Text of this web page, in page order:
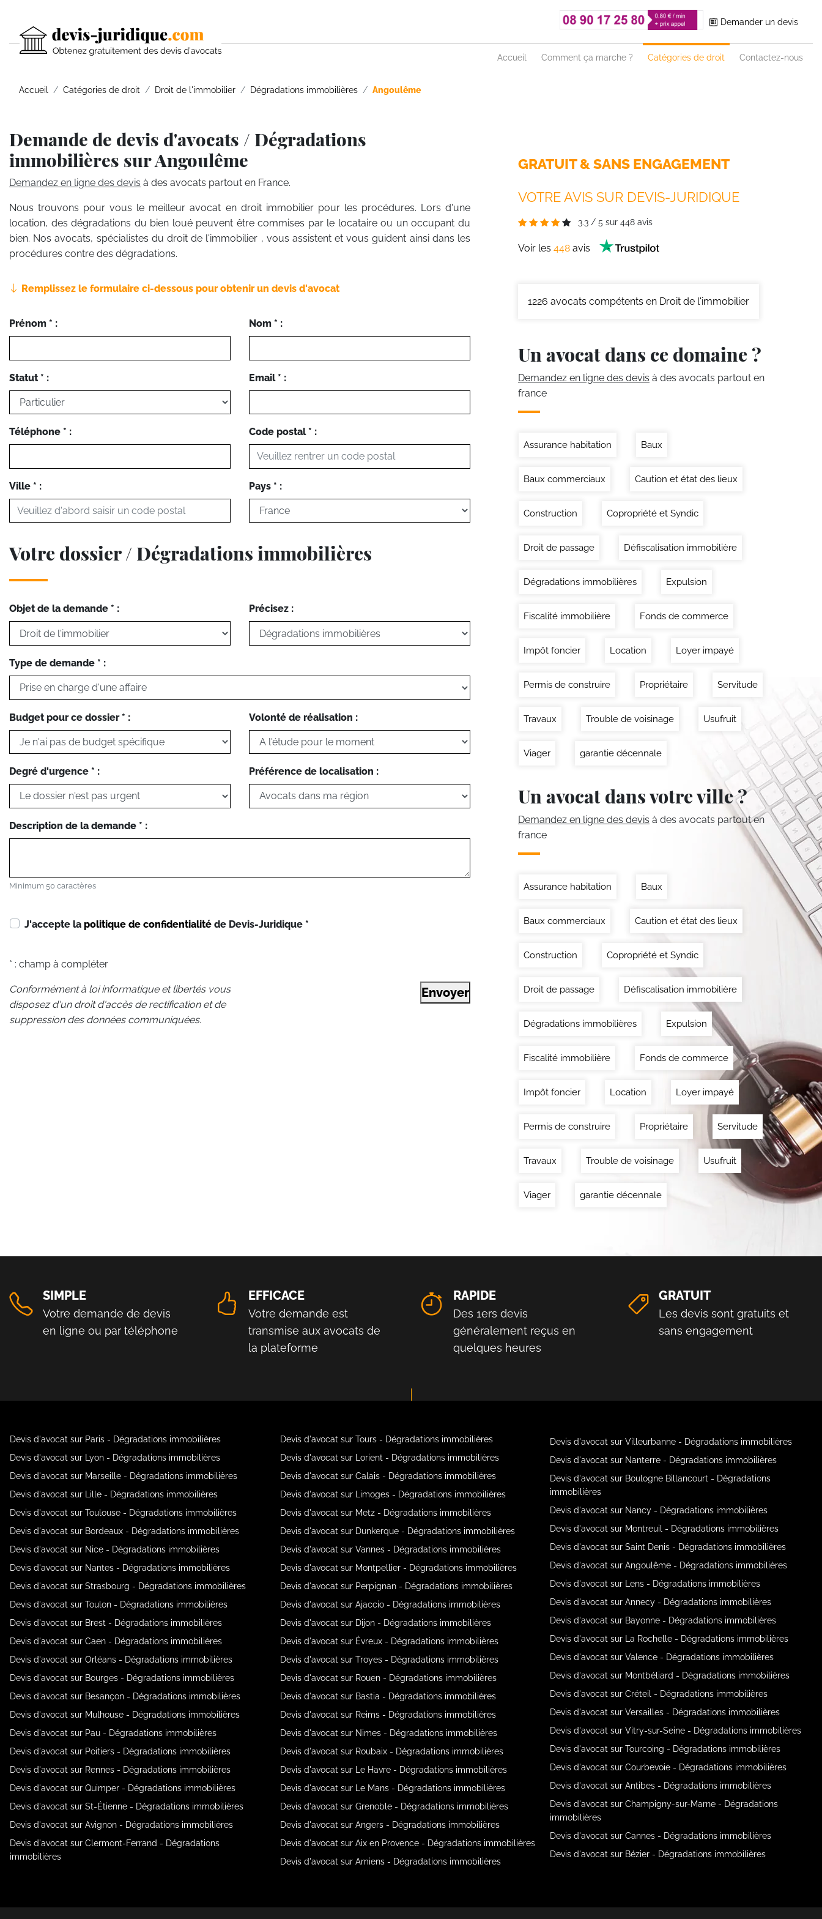
Demander un devis
Accueil Comment ça marche ? Catégories de droit Contactez-nous
Accueil Catégories de droit Droit de l'immobilier Dégradations immobilières Angoulême
Demande de devis d'avocats / Dégradations
immobilières sur Angoulême
Demandez en ligne des devis à des avocats partout en France.
Nous trouvons pour vous le meilleur avocat en droit immobilier pour les procédures. Lors d'une
location, des dégradations du bien loué peuvent être commises par le locataire ou un occupant du
bien. Nos avocats, spécialistes du droit de l'immobilier , vous assistent et vous guident ainsi dans les
procédures contre des dégradations.
Remplissez le formulaire ci-dessous pour obtenir un devis d'avocat
Prénom * : Nom * :
Statut * : Email * :
Téléphone * : Code postal * :
Ville * : Pays * :
Votre dossier / Dégradations immobilières
Objet de la demande * : Précisez :
Type de demande * :
Budget pour ce dossier * : Volonté de réalisation :
Degré d'urgence * : Préférence de localisation :
Description de la demande * :
Minimum 50 caractères
J'accepte la politique de confidentialité de Devis-Juridique *
* : champ à compléter
Conformément à loi informatique et libertés vous
disposez d'un droit d'accès de rectification et de
suppression des données communiquées.
Envoyer
GRATUIT & SANS ENGAGEMENT
VOTRE AVIS SUR DEVIS-JURIDIQUE
3.3 / 5 sur 448 avis
Voir les 448 avis
1226 avocats compétents en Droit de l'immobilier
Un avocat dans ce domaine ?
Demandez en ligne des devis à des avocats partout en
france
Assurance habitation Baux
Baux commerciaux Caution et état des lieux
Construction Copropriété et Syndic
Droit de passage Défiscalisation immobilière
Dégradations immobilières Expulsion
Fiscalité immobilière Fonds de commerce
Impôt foncier Location Loyer impayé
Permis de construire Propriétaire Servitude
Travaux Trouble de voisinage Usufruit
Viager garantie décennale
Un avocat dans votre ville ?
Demandez en ligne des devis à des avocats partout en
france
Assurance habitation Baux
Baux commerciaux Caution et état des lieux
Construction Copropriété et Syndic
Droit de passage Défiscalisation immobilière
Dégradations immobilières Expulsion
Fiscalité immobilière Fonds de commerce
Impôt foncier Location Loyer impayé
Permis de construire Propriétaire Servitude
Travaux Trouble de voisinage Usufruit
Viager garantie décennale
SIMPLE
Votre demande de devis
en ligne ou par téléphone
EFFICACE
Votre demande est
transmise aux avocats de
la plateforme
RAPIDE
Des 1ers devis
généralement reçus en
quelques heures
GRATUIT
Les devis sont gratuits et
sans engagement
Devis d'avocat sur Paris - Dégradations immobilières
Devis d'avocat sur Lyon - Dégradations immobilières
Devis d'avocat sur Marseille - Dégradations immobilières
Devis d'avocat sur Lille - Dégradations immobilières
Devis d'avocat sur Toulouse - Dégradations immobilières
Devis d'avocat sur Bordeaux - Dégradations immobilières
Devis d'avocat sur Nice - Dégradations immobilières
Devis d'avocat sur Nantes - Dégradations immobilières
Devis d'avocat sur Strasbourg - Dégradations immobilières
Devis d'avocat sur Toulon - Dégradations immobilières
Devis d'avocat sur Brest - Dégradations immobilières
Devis d'avocat sur Caen - Dégradations immobilières
Devis d'avocat sur Orléans - Dégradations immobilières
Devis d'avocat sur Bourges - Dégradations immobilières
Devis d'avocat sur Besançon - Dégradations immobilières
Devis d'avocat sur Mulhouse - Dégradations immobilières
Devis d'avocat sur Pau - Dégradations immobilières
Devis d'avocat sur Poitiers - Dégradations immobilières
Devis d'avocat sur Rennes - Dégradations immobilières
Devis d'avocat sur Quimper - Dégradations immobilières
Devis d'avocat sur St-Étienne - Dégradations immobilières
Devis d'avocat sur Avignon - Dégradations immobilières
Devis d'avocat sur Clermont-Ferrand - Dégradations
immobilières
Devis d'avocat sur Tours - Dégradations immobilières
Devis d'avocat sur Lorient - Dégradations immobilières
Devis d'avocat sur Calais - Dégradations immobilières
Devis d'avocat sur Limoges - Dégradations immobilières
Devis d'avocat sur Metz - Dégradations immobilières
Devis d'avocat sur Dunkerque - Dégradations immobilières
Devis d'avocat sur Vannes - Dégradations immobilières
Devis d'avocat sur Montpellier - Dégradations immobilières
Devis d'avocat sur Perpignan - Dégradations immobilières
Devis d'avocat sur Ajaccio - Dégradations immobilières
Devis d'avocat sur Dijon - Dégradations immobilières
Devis d'avocat sur Évreux - Dégradations immobilières
Devis d'avocat sur Troyes - Dégradations immobilières
Devis d'avocat sur Rouen - Dégradations immobilières
Devis d'avocat sur Bastia - Dégradations immobilières
Devis d'avocat sur Reims - Dégradations immobilières
Devis d'avocat sur Nimes - Dégradations immobilières
Devis d'avocat sur Roubaix - Dégradations immobilières
Devis d'avocat sur Le Havre - Dégradations immobilières
Devis d'avocat sur Le Mans - Dégradations immobilières
Devis d'avocat sur Grenoble - Dégradations immobilières
Devis d'avocat sur Angers - Dégradations immobilières
Devis d'avocat sur Aix en Provence - Dégradations immobilières
Devis d'avocat sur Amiens - Dégradations immobilières
Devis d'avocat sur Villeurbanne - Dégradations immobilières
Devis d'avocat sur Nanterre - Dégradations immobilières
Devis d'avocat sur Boulogne Billancourt - Dégradations
immobilières
Devis d'avocat sur Nancy - Dégradations immobilières
Devis d'avocat sur Montreuil - Dégradations immobilières
Devis d'avocat sur Saint Denis - Dégradations immobilières
Devis d'avocat sur Angoulême - Dégradations immobilières
Devis d'avocat sur Lens - Dégradations immobilières
Devis d'avocat sur Annecy - Dégradations immobilières
Devis d'avocat sur Bayonne - Dégradations immobilières
Devis d'avocat sur La Rochelle - Dégradations immobilières
Devis d'avocat sur Valence - Dégradations immobilières
Devis d'avocat sur Montbéliard - Dégradations immobilières
Devis d'avocat sur Créteil - Dégradations immobilières
Devis d'avocat sur Versailles - Dégradations immobilières
Devis d'avocat sur Vitry-sur-Seine - Dégradations immobilières
Devis d'avocat sur Tourcoing - Dégradations immobilières
Devis d'avocat sur Courbevoie - Dégradations immobilières
Devis d'avocat sur Antibes - Dégradations immobilières
Devis d'avocat sur Champigny-sur-Marne - Dégradations
immobilières
Devis d'avocat sur Cannes - Dégradations immobilières
Devis d'avocat sur Bézier - Dégradations immobilières